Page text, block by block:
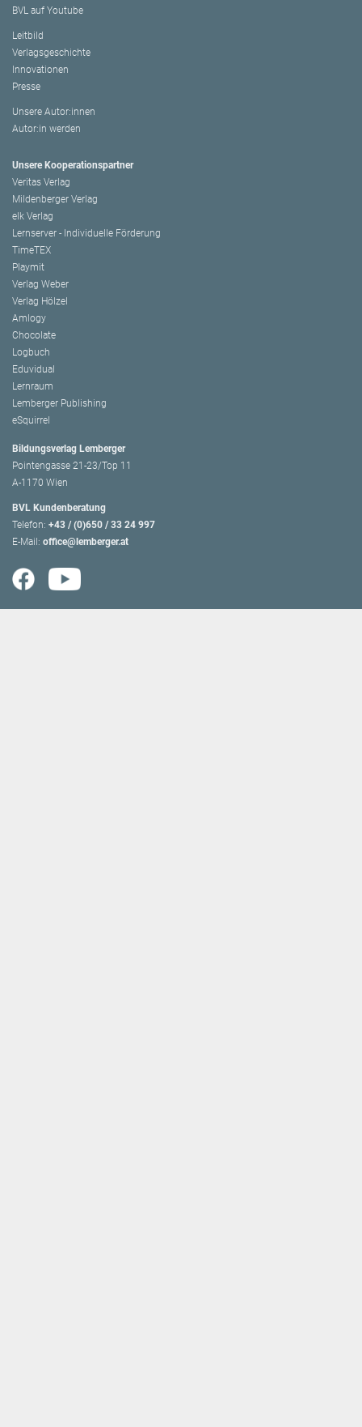
BVL auf Youtube
Leitbild
Verlagsgeschichte
Innovationen
Presse
Unsere Autor:innen
Autor:in werden
Unsere Kooperationspartner
Veritas Verlag
Mildenberger Verlag
elk Verlag
Lernserver - Individuelle Förderung
TimeTEX
Playmit
Verlag Weber
Verlag Hölzel
Amlogy
Chocolate
Logbuch
Eduvidual
Lernraum
Lemberger Publishing
eSquirrel
Bildungsverlag Lemberger
Pointengasse 21-23/Top 11
A-1170 Wien
BVL Kundenberatung
Telefon: +43 / (0)650 / 33 24 997
E-Mail: office@lemberger.at